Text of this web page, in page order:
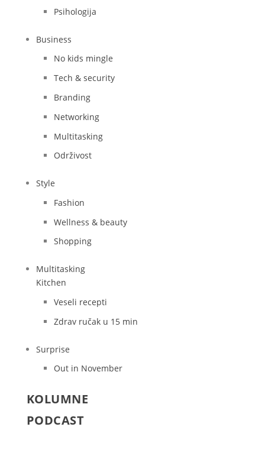
Psihologija
Business
No kids mingle
Tech & security
Branding
Networking
Multitasking
Održivost
Style
Fashion
Wellness & beauty
Shopping
Multitasking
Kitchen
Veseli recepti
Zdrav ručak u 15 min
Surprise
Out in November
KOLUMNE
PODCAST